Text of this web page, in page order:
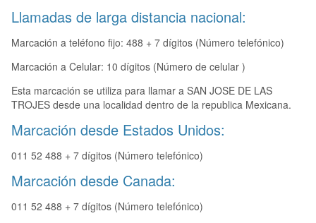
Llamadas de larga distancia nacional:
Marcación a teléfono fijo: 488 + 7 dígitos (Número telefónico)
Marcación a Celular: 10 dígitos (Número de celular )
Esta marcación se utiliza para llamar a SAN JOSE DE LAS
TROJES desde una localidad dentro de la republica Mexicana.
Marcación desde Estados Unidos:
011 52 488 + 7 dígitos (Número telefónico)
Marcación desde Canada:
011 52 488 + 7 dígitos (Número telefónico)